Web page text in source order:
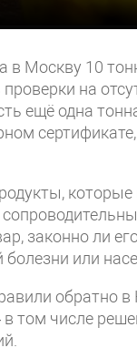
в Москву 10
на
ещё одна
которые
законно ли
болезни или
обратно
том числе